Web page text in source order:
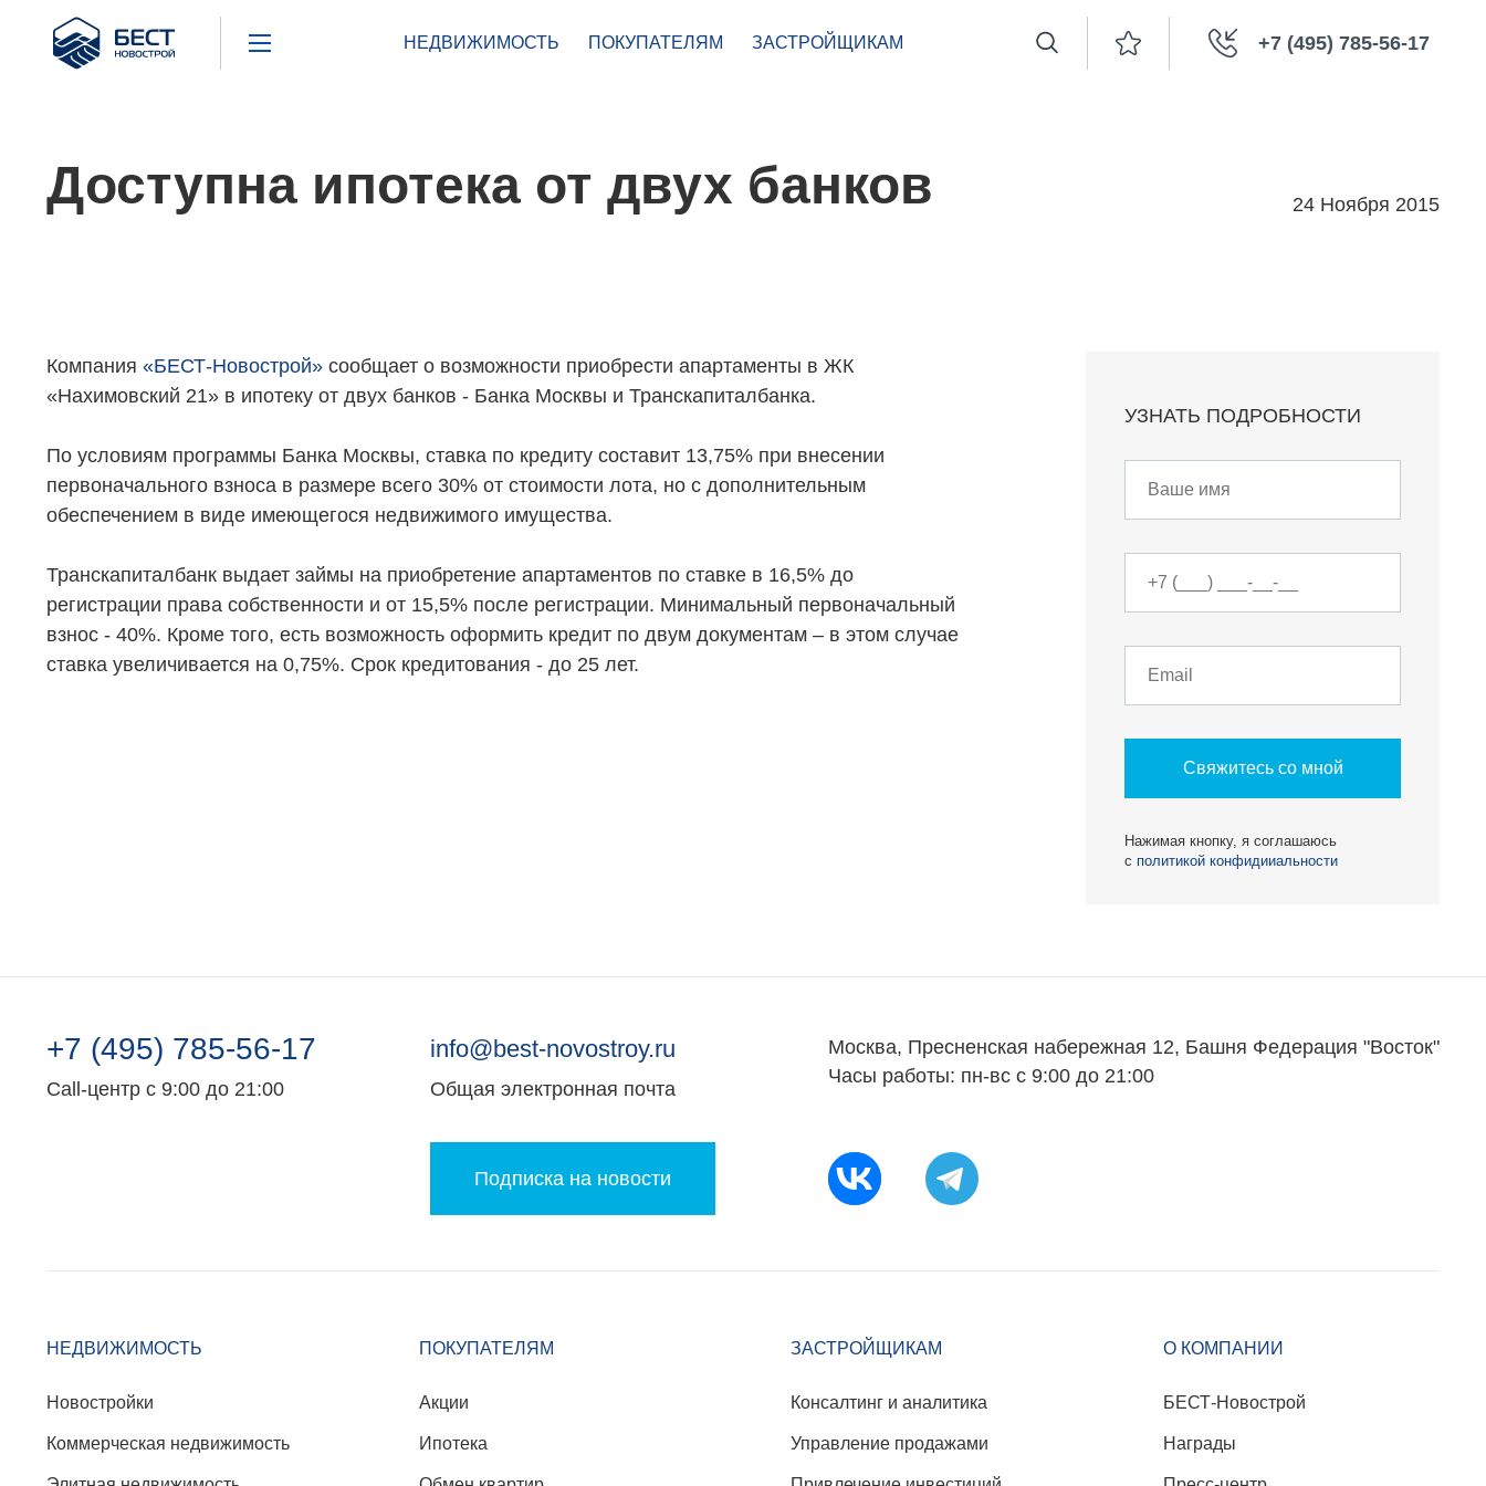
Бест
Новострой
НЕДВИЖИМОСТЬ ПОКУПАТЕЛЯМ ЗАСТРОЙЩИКАМ +7 (495) 785-56-17
О КОМПАНИИ
БЕСТ-Новострой
Награды
Контакты
Доступна ипотека от двух банков 24 Ноября 2015
Компания «БЕСТ-Новострой» сообщает о возможности приобрести апартаменты в ЖК
«Нахимовский 21» в ипотеку от двух банков - Банка Москвы и Транскапиталбанка.
По условиям программы Банка Москвы, ставка по кредиту составит 13,75% при внесении
первоначального взноса в размере всего 30% от стоимости лота, но с дополнительным
обеспечением в виде имеющегося недвижимого имущества.
Транскапиталбанк выдает займы на приобретение апартаментов по ставке в 16,5% до
регистрации права собственности и от 15,5% после регистрации. Минимальный первоначальный
взнос - 40%. Кроме того, есть возможность оформить кредит по двум документам – в этом случае
ставка увеличивается на 0,75%. Срок кредитования - до 25 лет.
УЗНАТЬ ПОДРОБНОСТИ
Свяжитесь со мной
Нажимая кнопку, я соглашаюсь
с политикой конфидииальности
+7 (495) 785-56-17
Call-центр с 9:00 до 21:00
info@best-novostroy.ru
Общая электронная почта
Подписка на новости
Москва, Пресненская набережная 12, Башня Федерация "Восток"
Часы работы: пн-вс с 9:00 до 21:00
НЕДВИЖИМОСТЬ
Новостройки
Коммерческая недвижимость
ПОКУПАТЕЛЯМ
Акции
Ипотека
ЗАСТРОЙЩИКАМ
Консалтинг и аналитика
Управление продажами
О КОМПАНИИ
БЕСТ-Новострой
Награды